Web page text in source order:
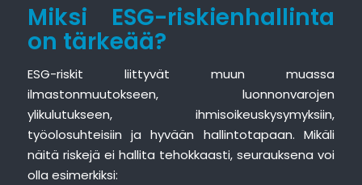
Miksi ESG-riskienhallinta
on tärkeää?
ESG-riskit liittyvät muun muassa
ilmastonmuutokseen, luonnonvarojen
ylikulutukseen, ihmisoikeuskysymyksiin,
työolosuhteisiin ja hyvään hallintotapaan. Mikäli
näitä riskejä ei hallita tehokkaasti, seurauksena voi
olla esimerkiksi: